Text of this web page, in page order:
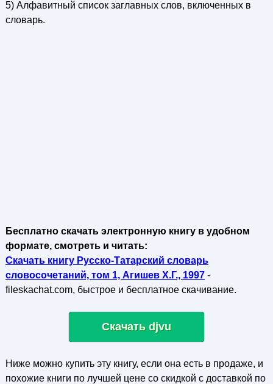
5) Алфавитный список заглавных слов, включенных в
словарь.
Бесплатно скачать электронную книгу в удобном
формате, смотреть и читать:
Скачать книгу Русско-Татарский словарь
словосочетаний, том 1, Агишев X.Г., 1997-
fileskachat.com, быстрое и бесплатное скачивание.
Скачать djvu
Ниже можно купить эту книгу, если она есть в продаже, и
похожие книги по лучшей цене со скидкой с доставкой по